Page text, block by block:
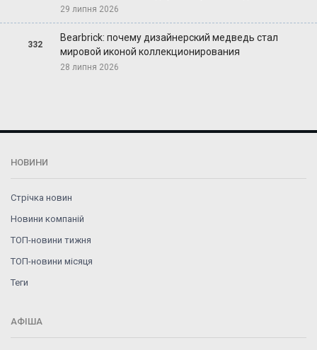
29 липня 2026
332
Bearbrick: почему дизайнерский медведь стал
мировой иконой коллекционирования
28 липня 2026
НОВИНИ
Стрічка новин
Новини компаній
ТОП-новини тижня
ТОП-новини місяця
Теги
АФІША